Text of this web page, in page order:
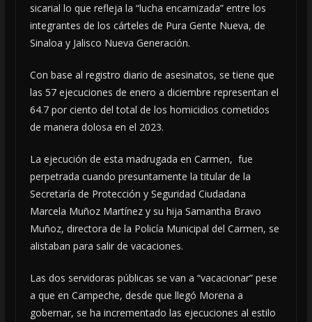
sicarial lo que refleja la “lucha encarnizada” entre los
integrantes de los cárteles de Pura Gente Nueva, de
Sinaloa y Jalisco Nueva Generación.
Con base al registro diario de asesinatos, se tiene que
las 57 ejecuciones de enero a diciembre representan el
64.7 por ciento del total de los homicidios cometidos
de manera dolosa en el 2023.
La ejecución de esta madrugada en Carmen, fue
perpetrada cuando presuntamente la titular de la
Secretaría de Protección y Seguridad Ciudadana
Marcela Muñoz Martínez y su hija Samantha Bravo
Muñoz, directora de la Policía Municipal del Carmen, se
alistaban para salir de vacaciones.
Las dos servidoras públicas se van a “vacacionar” pese
a que en Campeche, desde que llegó Morena a
gobernar, se ha incrementado las ejecuciones al estilo